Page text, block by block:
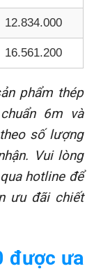
12.834.000
16.561.200
phẩm thép
6m và
số lượng
Vui lòng
hotline để
ưu đãi chiết
được ưa